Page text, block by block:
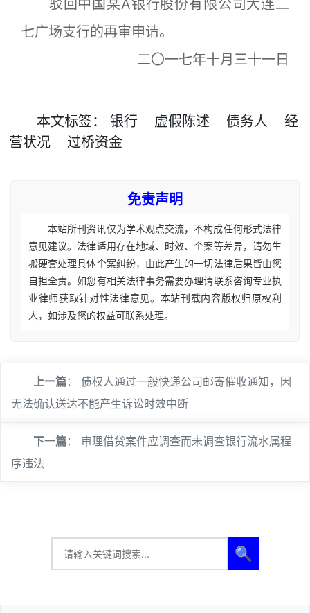
驳回中国某A银行股份有限公司大连二
七广场支行的再审申请。
二〇一七年十月三十一日
本文标签： 银行 虚假陈述 债务人
经
营状况
过桥资金
免责声明
本站所刊资讯仅为学术观点交流，不构成任何形式法律
意见建议。法律适用存在地域、时效、个案等差异，请勿生
搬硬套处理具体个案纠纷，由此产生的一切法律后果皆由您
自担全责。如您有相关法律事务需要办理请联系咨询专业执
业律师获取针对性法律意见。本站刊载内容版权归原权利
人，如涉及您的权益可联系处理。
上一篇： 债权人通过一般快递公司邮寄催收通知，因
无法确认送达不能产生诉讼时效中断
下一篇： 审理借贷案件应调查而未调查银行流水属程
序违法
🔍